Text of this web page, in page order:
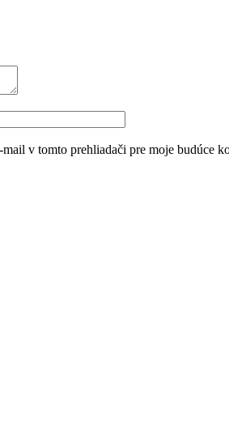
v tomto prehliadači pre moje budúce